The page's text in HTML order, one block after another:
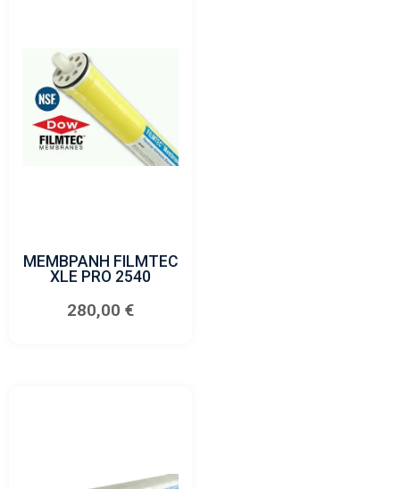
ΜΕΜΒΡΑΝΗ FILMTEC
XLE PRO 2540
280,00€